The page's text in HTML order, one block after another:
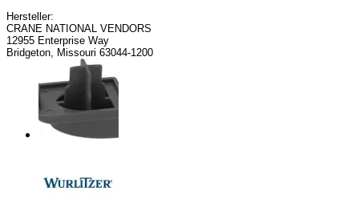
Hersteller:
CRANE NATIONAL VENDORS
12955 Enterprise Way
Bridgeton, Missouri 63044-1200